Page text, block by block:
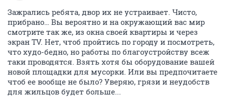
Зажрались ребята, двор их не устраивает. Чисто,
прибрано… Вы вероятно и на окружающий вас мир
смотрите так же, из окна своей квартиры и через
экран TV. Нет, чтоб пройтись по городу и посмотреть,
что худо-бедно, но работы по благоустройству всеж
таки проводятся. Взять хотя бы оборудование вашей
новой площадки для мусорки. Или вы предпочитаете
чтоб ее вообще не было? Уверяю, грязи и неудобств
для жильцов будет больше...